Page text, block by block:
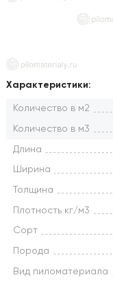
Характеристики:
Количество в м2
Количество в м3
Длина
Ширина
Толщина
Плотность кг/м3
Сорт
Порода
Вид пиломатериала